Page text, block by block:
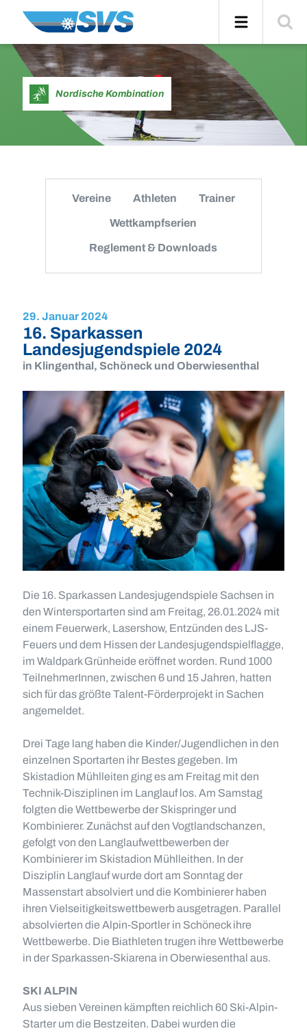
Inhalt
Nordische Kombination
Vereine Athleten Trainer
Wettkampfserien
Reglement & Downloads
29. Januar 2024
16. Sparkassen
Landesjugendspiele 2024
in Klingenthal, Schöneck und Oberwiesenthal
Die 16. Sparkassen Landesjugendspiele Sachsen in
den Wintersportarten sind am Freitag, 26.01.2024 mit
einem Feuerwerk, Lasershow, Entzünden des LJS-
Feuers und dem Hissen der Landesjugendspielflagge,
im Waldpark Grünheide eröffnet worden. Rund 1000
TeilnehmerInnen, zwischen 6 und 15 Jahren, hatten
sich für das größte Talent-Förderprojekt in Sachen
angemeldet.
Drei Tage lang haben die Kinder/Jugendlichen in den
einzelnen Sportarten ihr Bestes gegeben. Im
Skistadion Mühlleiten ging es am Freitag mit den
Technik-Disziplinen im Langlauf los. Am Samstag
folgten die Wettbewerbe der Skispringer und
Kombinierer. Zunächst auf den Vogtlandschanzen,
gefolgt von den Langlaufwettbewerben der
Kombinierer im Skistadion Mühlleithen. In der
Disziplin Langlauf wurde dort am Sonntag der
Massenstart absolviert und die Kombinierer haben
ihren Vielseitigkeitswettbewerb ausgetragen. Parallel
absolvierten die Alpin-Sportler in Schöneck ihre
Wettbewerbe. Die Biathleten trugen ihre Wettbewerbe
in der Sparkassen-Skiarena in Oberwiesenthal aus.
SKI ALPIN
Aus sieben Vereinen kämpften reichlich 60 Ski-Alpin-
Starter um die Bestzeiten. Dabei wurden die